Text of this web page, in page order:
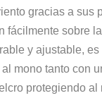
gracias a sus
fácilmente sobre
y ajustable, es
mono tanto con
protegiendo al